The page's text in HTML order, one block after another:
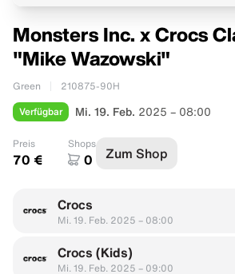
Monsters Inc. x Crocs
"Mike Wazowski"
Green 210875-90H
Verfügbar Mi. 19. Feb. 2025 – 08:00
Preis
70 €
Shops
0 Zum Shop
Crocs
Mi. 19. Feb. 2025 – 08:00
Crocs (Kids)
Mi. 19. Feb. 2025 – 09:00